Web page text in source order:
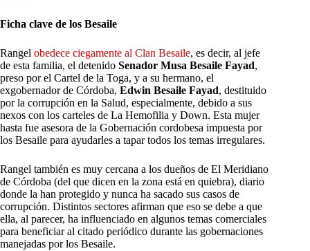
Ficha clave de los Besaile
Rangel obedece ciegamente al Clan Besaile, es decir, al jefe
de esta familia, el detenido Senador Musa Besaile Fayad,
preso por el Cartel de la Toga, y a su hermano, el
exgobernador de Córdoba, Edwin Besaile Fayad, destituido
por la corrupción en la Salud, especialmente, debido a sus
nexos con los carteles de La Hemofilia y Down. Esta mujer
hasta fue asesora de la Gobernación cordobesa impuesta por
los Besaile para ayudarles a tapar todos los temas irregulares.
Rangel también es muy cercana a los dueños de El Meridiano
de Córdoba (del que dicen en la zona está en quiebra), diario
donde la han protegido y nunca ha sacado sus casos de
corrupción. Distintos sectores afirman que eso se debe a que
ella, al parecer, ha influenciado en algunos temas comerciales
para beneficiar al citado periódico durante las gobernaciones
manejadas por los Besaile.